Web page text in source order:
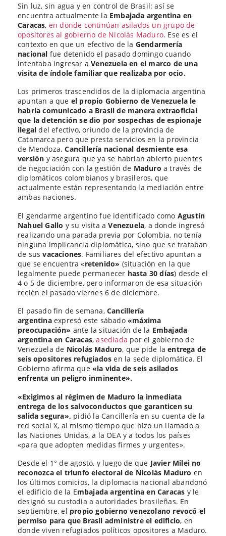
Sin luz, sin agua y en control de Brasil: así se
encuentra actualmente la Embajada argentina en
Caracas, en donde continúan asilados un grupo de
opositores al gobierno de Nicolás Maduro. Ese es el
contexto en que un efectivo de la Gendarmería
nacional fue detenido el pasado domingo cuando
intentaba ingresar aVenezuela en el marco de una
visita de índole familiar que realizaba por ocio.
Los primeros trascendidos de la diplomacia argentina
apuntan a que el propio Gobierno de Venezuela le
habría comunicado a Brasil de manera extraoficial
que la detención se dio por sospechas de espionaje
ilegaldel efectivo, oriundo de la provincia de
Catamarca pero que presta servicios en la provincia
de Mendoza.Cancillería nacional desmiente esa
versión y asegura que ya se habrían abierto puentes
de negociación con la gestión de Maduroa través de
diplomáticos colombianos y brasileros, que
actualmente están representando la mediación entre
ambas naciones.
El gendarme argentino fue identificado como Agustín
Nahuel Gallo y su visita aVenezuela, a donde ingresó
realizando una parada previa por Colombia, no tenía
ninguna implicancia diplomática, sino que se trataban
de sus vacaciones. Familiares del efectivo apuntan a
que se encuentra «retenido» (situación en la que
legalmente puede permanecer hasta 30 días) desde el
4 o 5 de diciembre, pero informaron de esa situación
recién el pasado viernes 6 de diciembre.
El pasado fin de semana, Cancillería
argentina expresó este sábado «máxima
preocupación» ante la situación de la Embajada
argentina en Caracas,asediada por el gobierno de
Venezuela de Nicolás Maduro, que pide la entrega de
seis opositores refugiadosen la sede diplomática. El
Gobierno afirma que«la vida de seis asilados
enfrenta un peligro inminente».
«Exigimos al régimen de Maduro la inmediata
entrega de los salvoconductos que garanticen su
salida segura», pidió la Cancillería en su cuenta de la
red social X, al mismo tiempo que hizo un llamado a
las Naciones Unidas, a la OEA y a todos los países
«para que adopten medidas firmes y urgentes».
Desde el 1° de agosto, y luego de que Javier Milei no
reconozca el triunfo electoral de Nicolás Maduro en
los últimos comicios, la diplomacia nacional abandonó
el edificio de la Embajada argentina en Caracas y le
designó su custodia a autoridades brasileñas. En
septiembre, el propio gobierno venezolano revocó el
permiso para que Brasil administre el edificio, en
donde viven refugiados políticos opositores a Maduro.